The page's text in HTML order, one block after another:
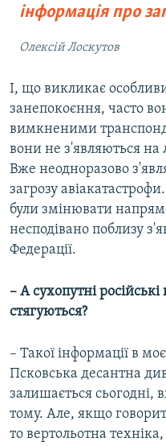
інформація про
Олексій Лоскутов
І, що викликає
занепокоєння, часто
вимкненими
вони не з'являються на
Вже неодноразово
загрозу
були змінювати
несподівано поблизу
Федерації.
– А сухопутні
стягуються?
– Такої інформації в
Псковська десантна
залишається сьогодні,
тому. Але, якщо
то вертольотна